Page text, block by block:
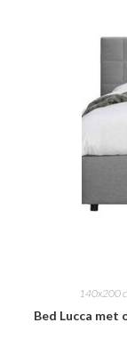
140x200
Bed Lucca met